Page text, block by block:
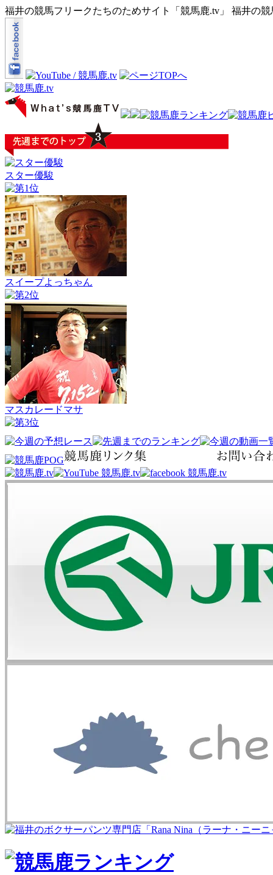
福井の競馬フリークたちのためサイト「競馬鹿.tv」 福井の
スター優駿
スイープよっちゃん
マスカレードマサ